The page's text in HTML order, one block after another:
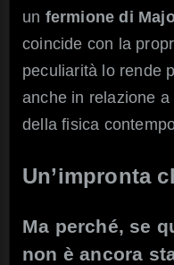
un fermione di
coincide con la
peculiarità lo rende
anche in relazione
della fisica
Un’impronta
Ma perché, se
non è ancora